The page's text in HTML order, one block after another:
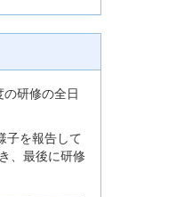
研修の全日
子を報告して
、最後に研修